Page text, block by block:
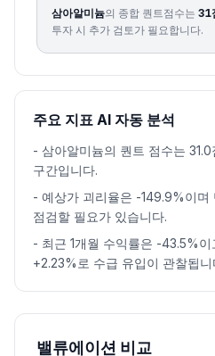
삼아알미늄의 종합 퀀트점수는 31
투자 시 추가 검토가 필요합니다.
주요 지표 AI 자동 분석
- 삼아알미늄의 퀀트 점수는
구간입니다.
- 예상가 괴리율은 -149.9%이며
점검할 필요가 있습니다.
- 최근 1개월 수익률은 -43.5%이
+2.23%로 수급 유입이 관찰됩니
밸류에이션 비교